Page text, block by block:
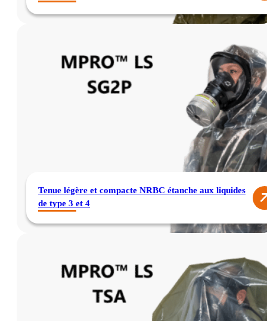
Tenue légère et compacte NRBC étanche aux liquides
de type 3 et 4